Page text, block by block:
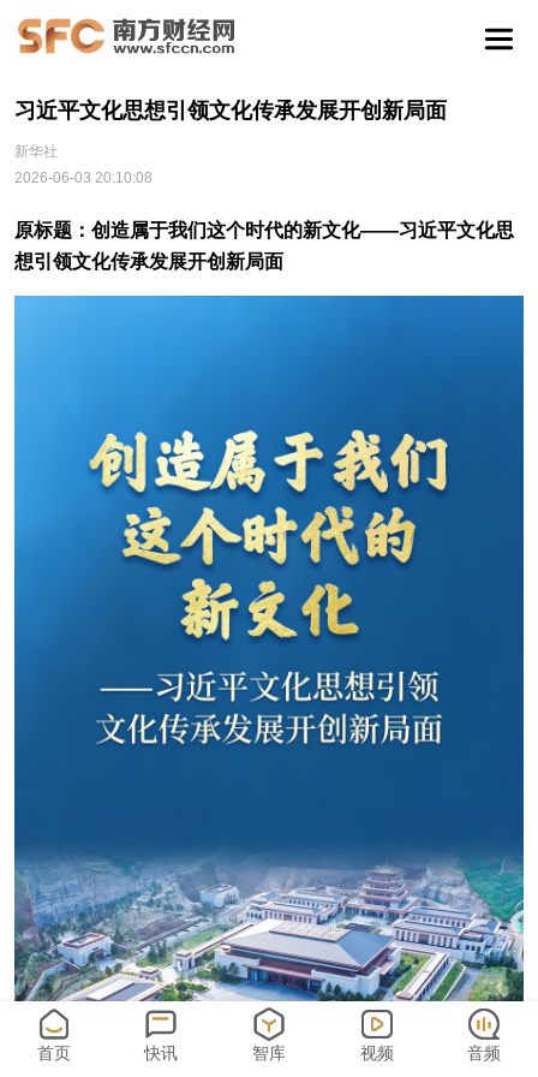
习近平文化思想引领文化传承发展开创新局面
新华社
2026-06-03 20:10:08
原标题：创造属于我们这个时代的新文化——习近平文化思
想引领文化传承发展开创新局面
首页 快讯 智库 视频 音频